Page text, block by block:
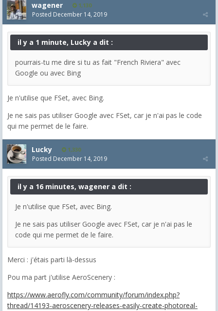
wagener 1,130
Posted December 14, 2019
il y a 1 minute, Lucky a dit :
pourrais-tu me dire si tu as fait "French Riviera" avec
Google ou avec Bing
Je n'utilise que FSet, avec Bing.
Je ne sais pas utiliser Google avec FSet, car je n'ai pas le code
qui me permet de le faire.
Lucky 1,330
Posted December 14, 2019
il y a 16 minutes, wagener a dit :
Je n'utilise que FSet, avec Bing.
Je ne sais pas utiliser Google avec FSet, car je n'ai pas le
code qui me permet de le faire.
Merci : j'étais parti là-dessus
Pou ma part j'utilise AeroScenery :
https://www.aerofly.com/community/forum/index.php?
thread/14193-aeroscenery-releases-easily-create-photoreal-